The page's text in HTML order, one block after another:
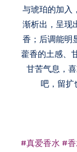
与琥珀的加入
渐析出，呈现
香；后调能明
藿香的土感、
甘苦气息，
吧，留扩
#真爱香水 #